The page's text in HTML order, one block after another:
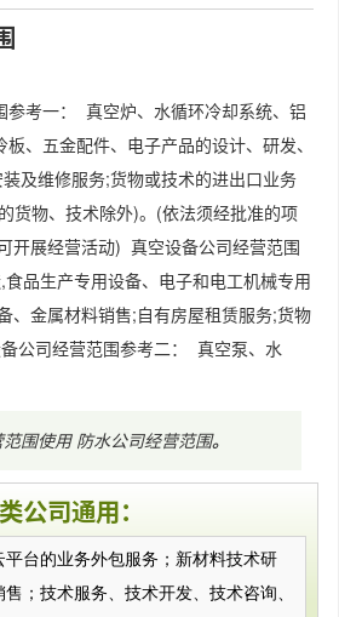
参考一： 真空炉、水循环冷却系统、铝
、五金配件、电子产品的设计、研发、
及维修服务;货物或技术的进出口业务
货物、技术除外)。(依法须经批准的项
开展经营活动) 真空设备公司经营范围
品生产专用设备、电子和电工机械专用
、金属材料销售;自有房屋租赁服务;货物
公司经营范围参考二： 真空泵、水
围使用 防水公司经营范围。
公司通用：
平台的业务外包服务；新材料技术研
；技术服务、技术开发、技术咨询、